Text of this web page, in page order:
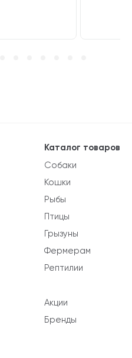
Каталог товаров
Собаки
Кошки
Рыбы
Птицы
Грызуны
Фермерам
Рептилии
Акции
Бренды